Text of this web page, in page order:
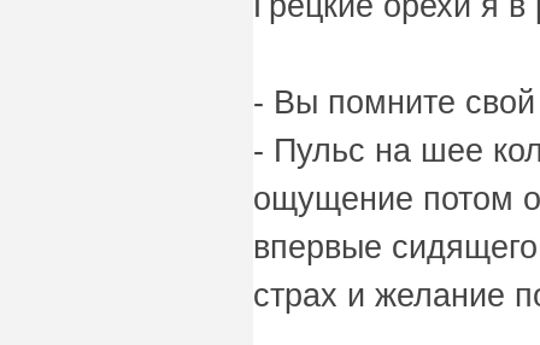
- Вы помните
- Пульс на шее
ощущение потом
впервые
страх и желание